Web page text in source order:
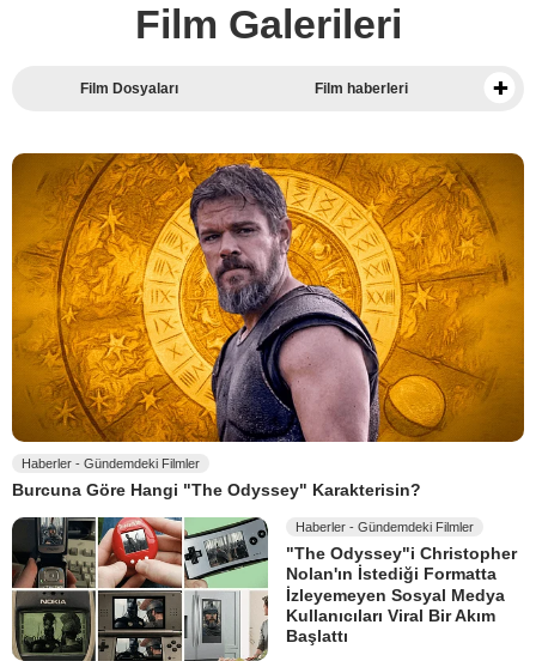
Film Galerileri
Film Dosyaları Film haberleri
Haberler - Gündemdeki Filmler
Burcuna Göre Hangi "The Odyssey" Karakterisin?
Haberler - Gündemdeki Filmler
"The Odyssey"i Christopher
Nolan'ın İstediği Formatta
İzleyemeyen Sosyal Medya
Kullanıcıları Viral Bir Akım
Başlattı